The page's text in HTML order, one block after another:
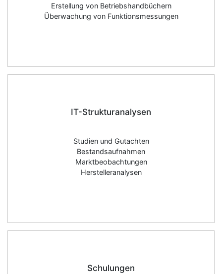
Erstellung von Betriebshandbüchern
Überwachung von Funktionsmessungen
IT-Strukturanalysen
Studien und Gutachten
Bestandsaufnahmen
Marktbeobachtungen
Herstelleranalysen
Schulungen